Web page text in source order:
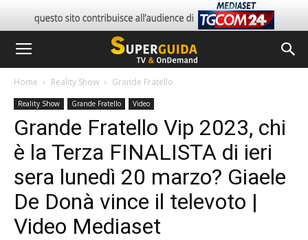
Home Reality Show Grande Fratello
Reality Show Grande Fratello Video
Grande Fratello Vip 2023, chi
è la Terza FINALISTA di ieri
sera lunedì 20 marzo? Giaele
De Donà vince il televoto |
Video Mediaset